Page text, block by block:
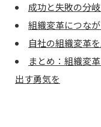
成功と失敗の分
組織変革につな
自社の組織変革
まとめ：組織変
出す勇気を